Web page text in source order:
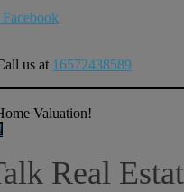
us at 16572438589
Valuation!
Real